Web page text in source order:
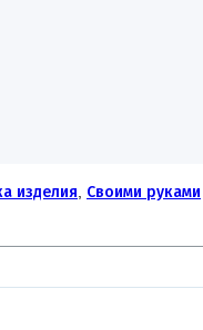
изделия Своими руками